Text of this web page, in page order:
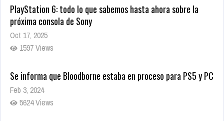
PlayStation 6: todo lo que sabemos hasta ahora sobre la
próxima consola de Sony
Oct 17, 2025
1597 Views
Se informa que Bloodborne estaba en proceso para PS5 y PC
Feb 3, 2024
5624 Views